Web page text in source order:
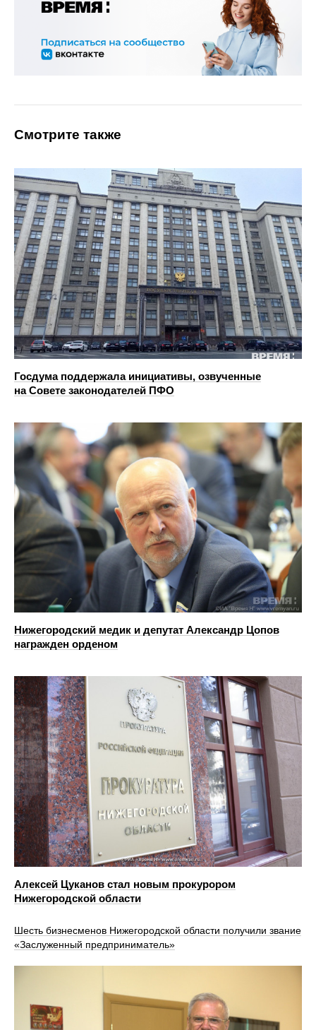
Смотрите также
Госдума поддержала инициативы, озвученные
на Совете законодателей ПФО
Нижегородский медик и депутат Александр Цопов
награжден орденом
Алексей Цуканов стал новым прокурором
Нижегородской области
Шесть бизнесменов Нижегородской области получили звание
«Заслуженный предприниматель»